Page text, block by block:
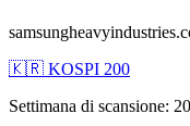
🇰🇷 KOSPI 200
Settimana di scansione: